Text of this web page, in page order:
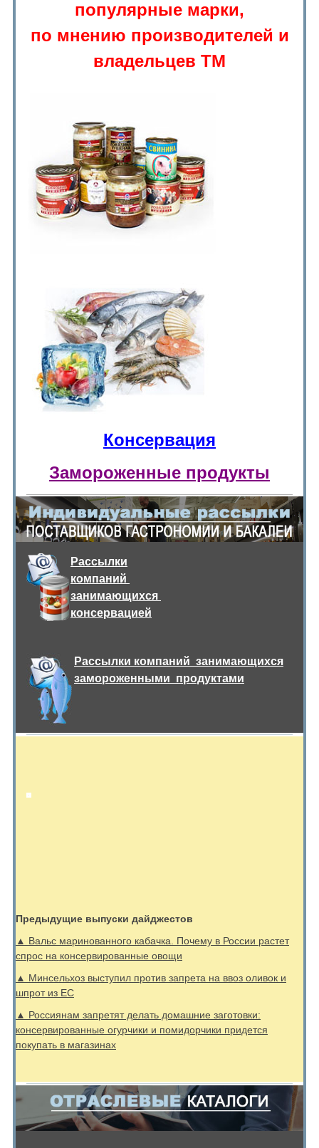
популярные марки,
по мнению производителей и
владельцев ТМ
Консервация
Замороженные продукты
Рассылки
компаний
занимающихся
консервацией
Рассылки компаний занимающихся
замороженными продуктами
Предыдущие выпуски дайджестов
▲ Вальс маринованного кабачка. Почему в России растет
спрос на консервированные овощи
▲ Минсельхоз выступил против запрета на ввоз оливок и
шпрот из ЕС
▲ Россиянам запретят делать домашние заготовки:
консервированные огурчики и помидорчики придется
покупать в магазинах